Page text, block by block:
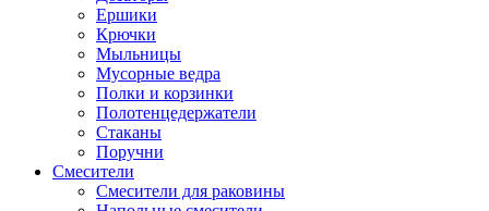
Ершики
Крючки
Мыльницы
Мусорные ведра
Полки и корзинки
Полотенцедержатели
Стаканы
Поручни
Смесители
Смесители для раковины